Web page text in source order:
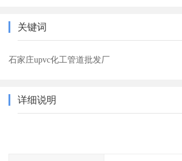
关键词
石家庄upvc化工管道批发厂
详细说明